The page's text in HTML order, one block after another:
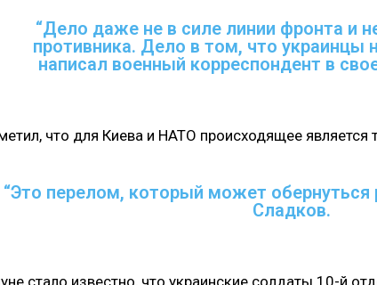
“Дело даже не в силе линии фронта и
противника. Дело в том, что украинцы
написал военный корреспондент в
что для Киева и НАТО происходящее
“Это перелом, который может обернуться
Сладков.